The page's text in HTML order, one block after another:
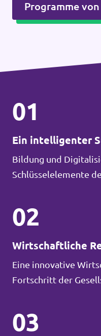
Programme
01
Ein intelligenter
Bildung und
Schlüsselelemente
02
Wirtschaftliche
Eine innovative
Fortschritt der
03